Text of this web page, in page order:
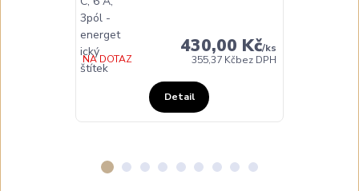
430,00 Kč/ks
355,37 Kčbez DPH
NA DOTAZ
Detail